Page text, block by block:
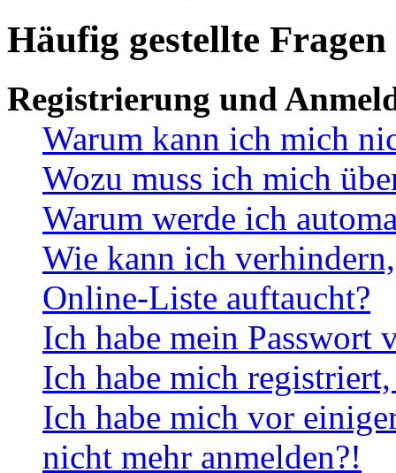
Häufig gestellte Fragen
Registrierung und
Warum kann ich mich
Wozu muss ich mich
Warum werde ich
Wie kann ich
Online-Liste auftaucht?
Ich habe mein Passwort
Ich habe mich
Ich habe mich vor
nicht mehr anmelden?!